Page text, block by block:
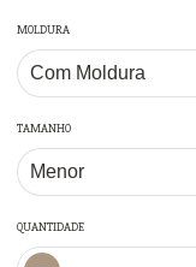
MOLDURA
TAMANHO
QUANTIDADE